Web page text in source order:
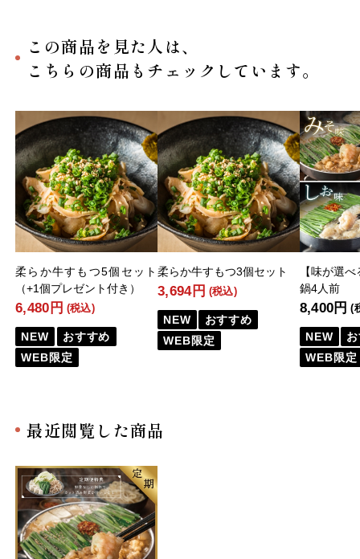
この商品を見た人は、
こちらの商品もチェックしています。
柔らか牛すもつ5個セット
（+1個プレゼント付き）
6,480円 (税込)
NEW
おすすめ
WEB限定
柔らか牛すもつ3個セット
3,694円 (税込)
NEW
おすすめ
WEB限定
【味が選
鍋4人前
8,400円 (
NEW
WEB限定
最近閲覧した商品